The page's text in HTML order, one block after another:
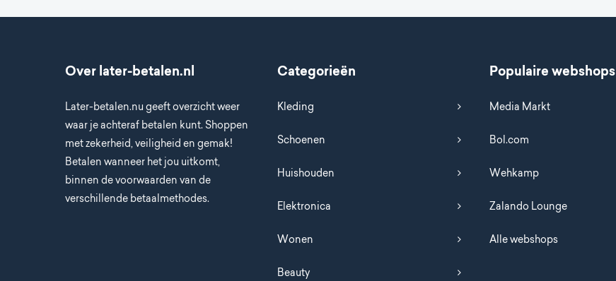
Over later-betalen.nl
Later-betalen.nu geeft overzicht weer
waar je achteraf betalen kunt. Shoppen
met zekerheid, veiligheid en gemak!
Betalen wanneer het jou uitkomt,
binnen de voorwaarden van de
verschillende betaalmethodes.
Categorieën
Kleding
Schoenen
Huishouden
Elektronica
Wonen
Beauty
Populaire webshops
Media Markt
Bol.com
Wehkamp
Zalando Lounge
Alle webshops